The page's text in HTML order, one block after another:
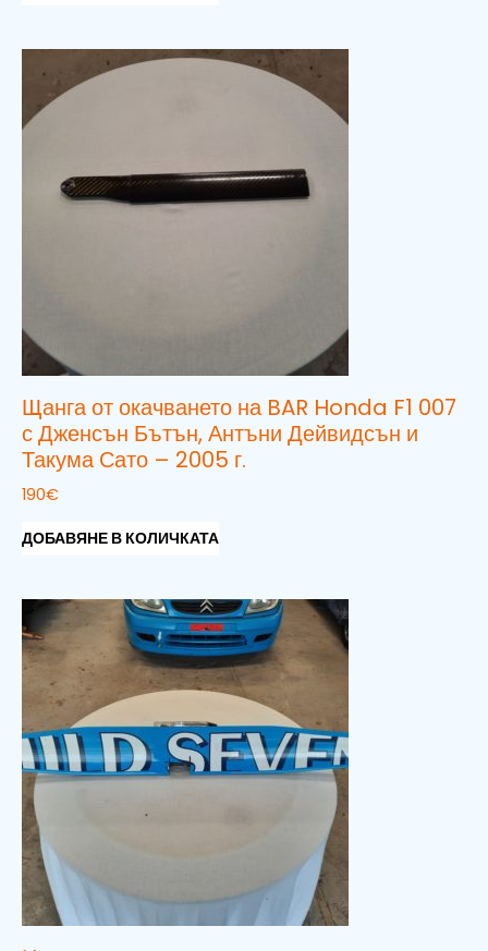
Щанга от окачването на BAR Honda F1 007
с Дженсън Бътън, Антъни Дейвидсън и
Такума Сато – 2005 г.
190€
ДОБАВЯНЕ В КОЛИЧКАТА